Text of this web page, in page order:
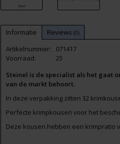
Informatie Reviews (0)
Artikelnummer:
071417
Voorraad:
25
Steinel is de specialist als het gaat
van de markt behoort.
In deze verpakking zitten 32
Perfecte krimpkousen voor het
Deze kousen hebben een krimpratio